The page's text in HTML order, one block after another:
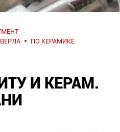
ПО КЕРАМИКЕ
И КЕРАМ.